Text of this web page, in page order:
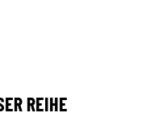
REIHE